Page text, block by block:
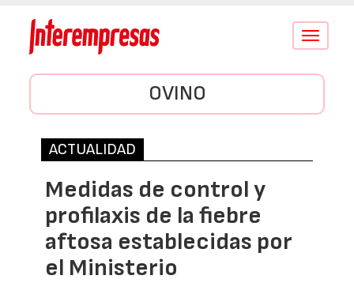
Conmutar
OVINO
ACTUALIDAD
Medidas de control y
profilaxis de la fiebre
aftosa establecidas por
el Ministerio